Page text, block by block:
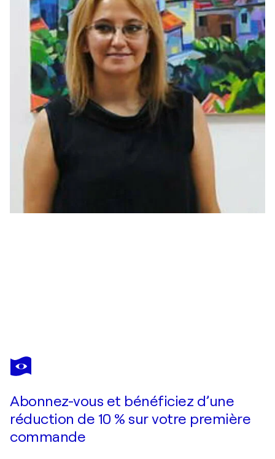
MAJA
ĐOKIĆ
Je passe commande
Abonnez-vous et bénéficiez d’une
réduction de 10 % sur votre première
commande